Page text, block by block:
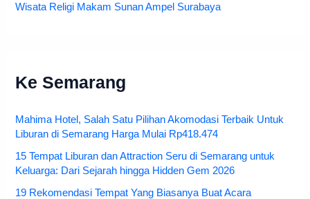
Wisata Religi Makam Sunan Ampel Surabaya
Ke Semarang
Mahima Hotel, Salah Satu Pilihan Akomodasi Terbaik Untuk
Liburan di Semarang Harga Mulai Rp418.474
15 Tempat Liburan dan Attraction Seru di Semarang untuk
Keluarga: Dari Sejarah hingga Hidden Gem 2026
19 Rekomendasi Tempat Yang Biasanya Buat Acara